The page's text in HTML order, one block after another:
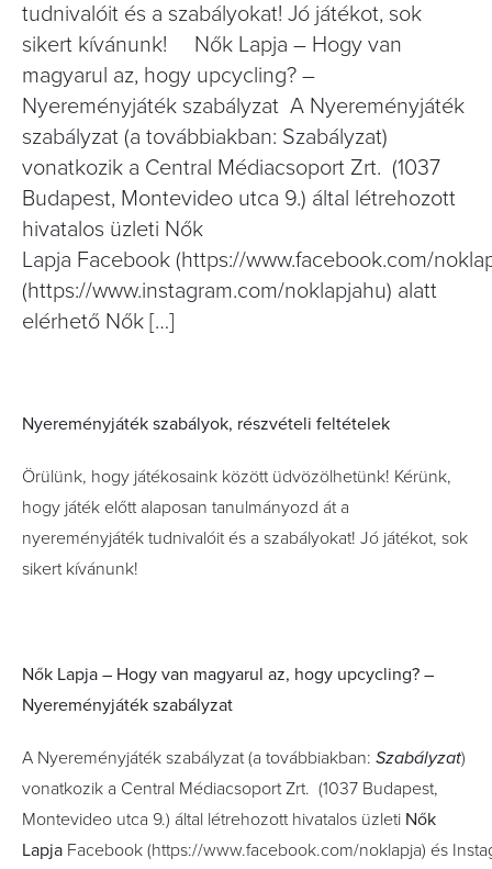
tudnivalóit és a szabályokat! Jó játékot, sok
sikert kívánunk! Nők Lapja – Hogy van
magyarul az, hogy upcycling? –
Nyereményjáték szabályzat A Nyereményjáték
szabályzat (a továbbiakban: Szabályzat)
vonatkozik a Central Médiacsoport Zrt. (1037
Budapest, Montevideo utca 9.) által létrehozott
hivatalos üzleti Nők
Lapja Facebook (https://www.facebook.com/
(https://www.instagram.com/noklapjahu) alatt
elérhető Nők […]
Nyereményjáték szabályok, részvételi feltételek
Örülünk, hogy játékosaink között üdvözölhetünk! Kérünk,
hogy játék előtt alaposan tanulmányozd át a
nyereményjáték tudnivalóit és a szabályokat! Jó játékot, sok
sikert kívánunk!
Nők Lapja – Hogy van magyarul az, hogy upcycling? –
Nyereményjáték szabályzat
A Nyereményjáték szabályzat (a továbbiakban: Szabályzat)
vonatkozik a Central Médiacsoport Zrt. (1037 Budapest,
Montevideo utca 9.) által létrehozott hivatalos üzleti Nők
Lapja Facebook (https://www.facebook.com/noklapja) és